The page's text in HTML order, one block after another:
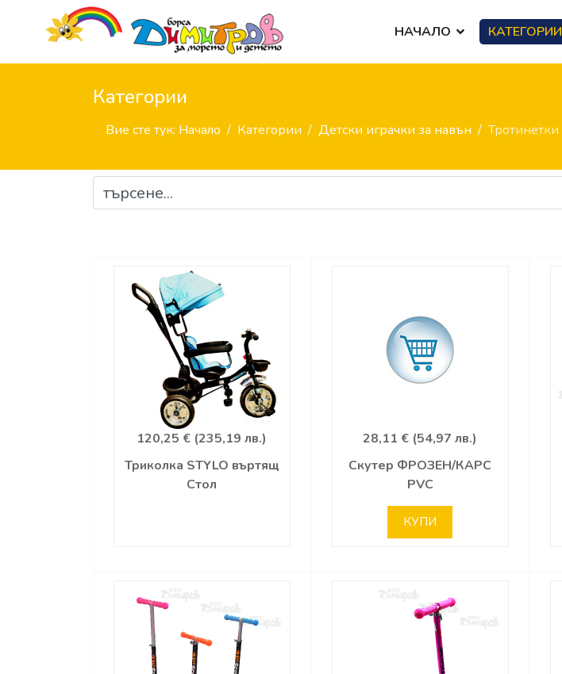
НАЧАЛО КАТЕГОРИИ
Категории
Вие сте тук: Начало Категории Детски играчки за навън Тротинетки
120,25 € (235,19 лв.)
Триколка STYLO въртящ
Стол
28,11 € (54,97 лв.)
Скутер ФРОЗЕН/КАРС
PVC
КУПИ